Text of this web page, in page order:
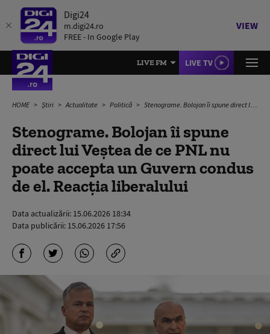
Digi24
m.digi24.ro
FREE - In Google Play
VIEW
LIVE FM LIVE TV
HOME Știri Actualitate Politică Stenograme. Bolojan îi spune direct lui Veștea de ce PNL nu poate accepta un Guvern condus de el. Reacția liberalului
Stenograme. Bolojan îi spune
direct lui Veștea de ce PNL nu
poate accepta un Guvern condus
de el. Reacția liberalului
Data actualizării: 15.06.2026 18:34
Data publicării: 15.06.2026 17:56